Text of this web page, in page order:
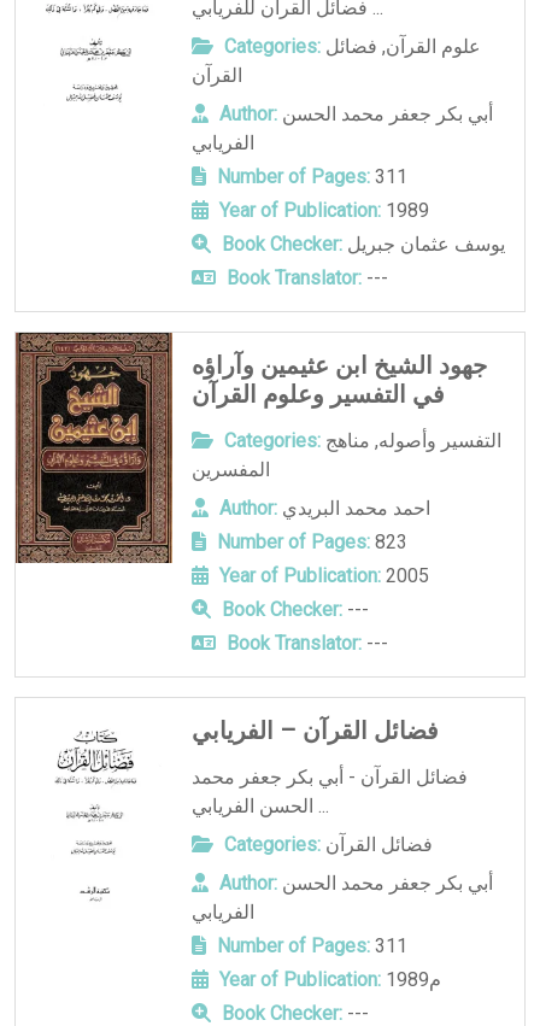
فضائل القرآن للفريابي ...
Categories:
علوم القرآن, فضائل
القرآن
Author: أبي بكر جعفر محمد الحسن
الفريابي
Number of Pages:311
Year of Publication:1989
Book Checker: يوسف عثمان جبريل
Book Translator:---
جهود الشيخ ابن عثيمين وآراؤه
في التفسير وعلوم القرآن
Categories: التفسير وأصوله, مناهج
المفسرين
Author: احمد محمد البريدي
Number of Pages:823
Year of Publication:2005
Book Checker:---
Book Translator:---
فضائل القرآن – الفريابي
فضائل القرآن - أبي بكر جعفر محمد
الحسن الفريابي ...
Categories: فضائل القرآن
Author: أبي بكر جعفر محمد الحسن
الفريابي
Number of Pages:311
Year of Publication:
1989م
Book Checker:---